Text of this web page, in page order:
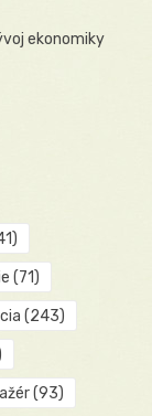
ekonomiky
(71)
(243)
(93)